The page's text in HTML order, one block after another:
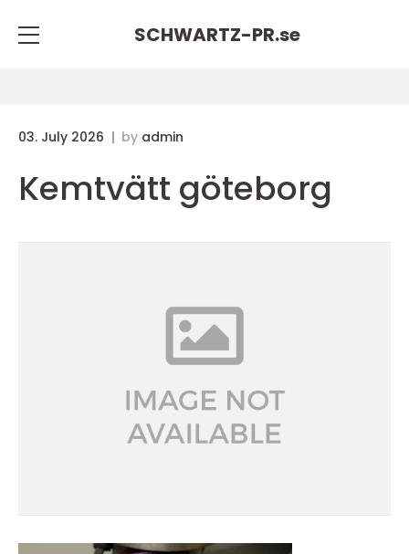
SCHWARTZ-PR.se
03. July 2026 by admin
Kemtvätt göteborg